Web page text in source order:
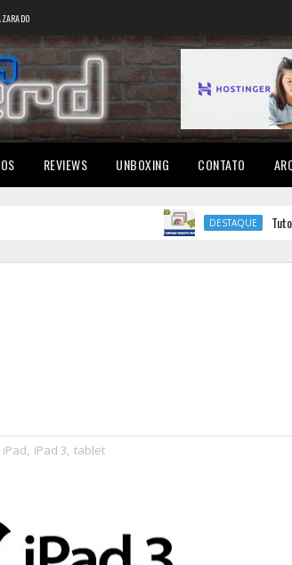
REVIEWS UNBOXING CONTATO
DESTAQUE Tutoriais.: O
iPad, iPad 3, tablet